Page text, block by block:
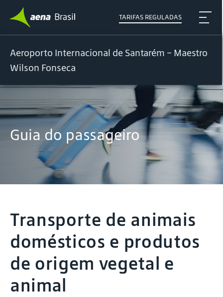
TARIFAS REGULADAS
Aeroporto Internacional de Santarém – Maestro
Wilson Fonseca
Guia do passageiro
Transporte de animais
domésticos e produtos
de origem vegetal e
animal